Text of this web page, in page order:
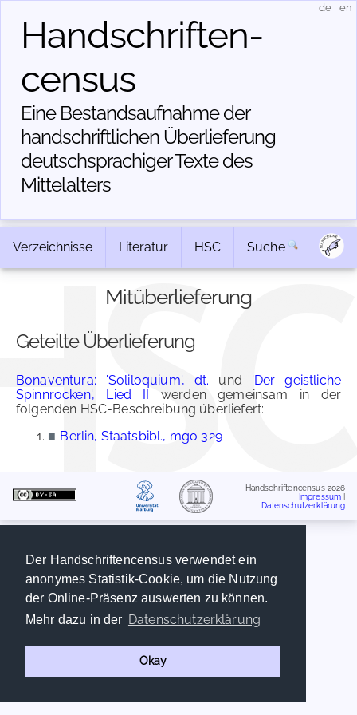
Der Handschriftencensus verwendet ein
anonymes Statistik-Cookie, um die Nutzung
der Online-Präsenz auswerten zu können.
Mehr dazu in der Datenschutzerklärung
Okay
Handschriften­
census
Eine Bestandsaufnahme der
handschriftlichen Über­lieferung
deutschsprachiger Texte des
Mittelalters
de en
Verzeichnisse Literatur HSC Suche
Mitüberlieferung
Geteilte Überlieferung
Bonaventura: 'Soliloquium', dt. und 'Der geistliche
Spinnrocken', Lied II werden gemeinsam in der
folgenden HSC-Beschreibung überliefert:
■ Berlin, Staatsbibl., mgo 329
Handschriftencensus 2026
Impressum
Datenschutzerklärung